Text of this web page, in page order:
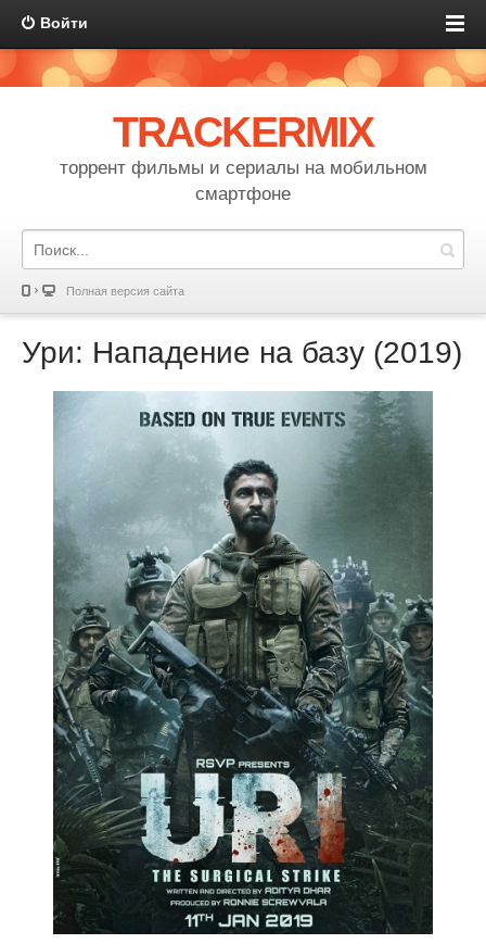
Войти
TRACKERMIX
торрент фильмы и сериалы на мобильном
смартфоне
Полная версия сайта
Ури: Нападение на базу (2019)